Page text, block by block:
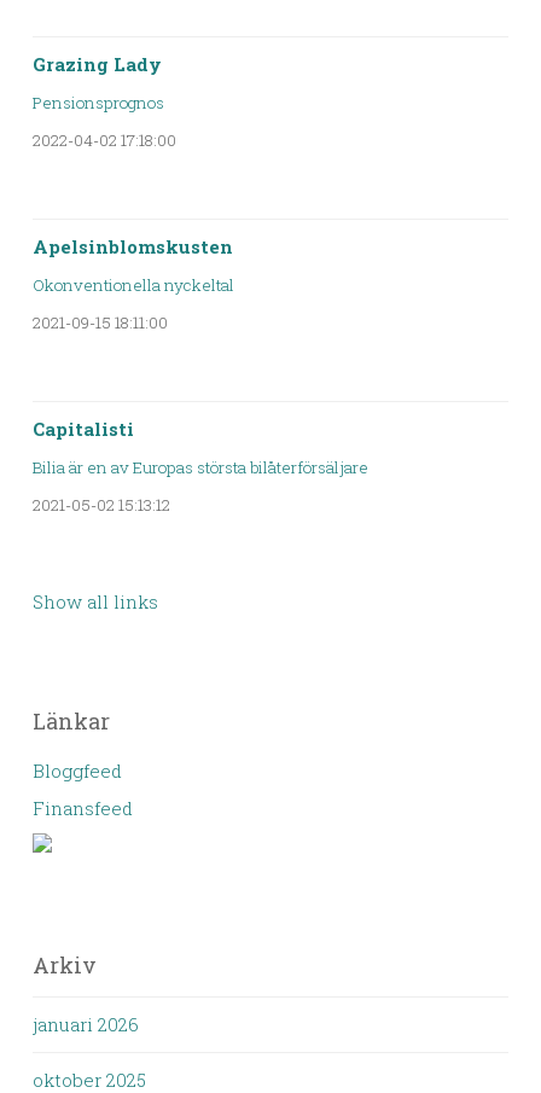
Grazing Lady
Pensionsprognos
2022-04-02 17:18:00
Apelsinblomskusten
Okonventionella nyckeltal
2021-09-15 18:11:00
Capitalisti
Bilia är en av Europas största bilåterförsäljare
2021-05-02 15:13:12
Show all links
Länkar
Bloggfeed
Finansfeed
Arkiv
januari 2026
oktober 2025